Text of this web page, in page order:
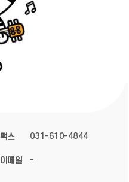
팩스 031-610-4844
이메일 -